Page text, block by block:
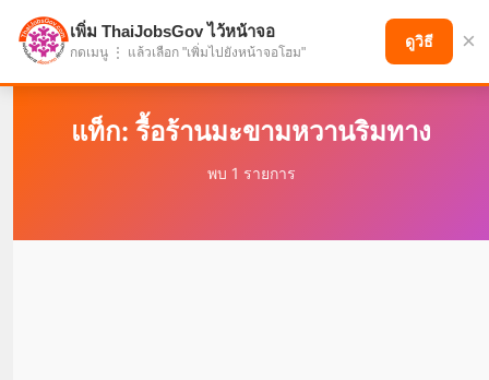
แบ่งปันโอกาส เพื่ออนาคตที่ก้าวหน้า
แท็ก: รื้อร้านมะขามหวานริมทาง
พบ 1 รายการ
เพิ่ม ThaiJobsGov ไว้หน้าจอ
กดเมนู ⋮ แล้วเลือก "เพิ่มไปยังหน้าจอโฮม"
ดูวิธี ×